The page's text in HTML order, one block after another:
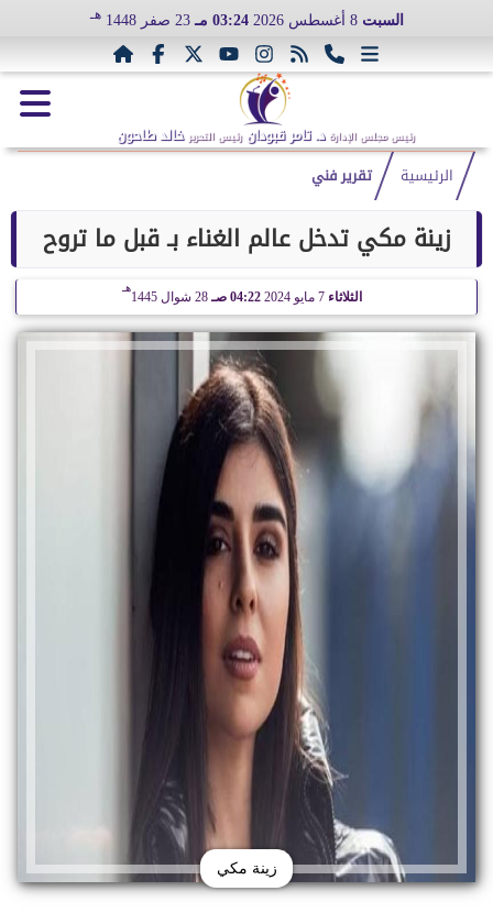
السبت 8 أغسطس 2026 03:24 مـ 23 صفر 1448 هـ
رئيس مجلس الإدارة د. تامر قبودان رئيس التحرير خالد طاحون
الرئيسية تقرير فني
زينة مكي تدخل عالم الغناء بـ قبل ما تروح
الثلاثاء 04:22 صـ 28 شوال 1445
هـ
زينة مكي